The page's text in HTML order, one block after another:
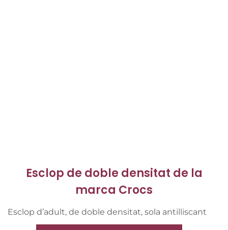
Esclop de doble densitat de la
marca Crocs
Esclop d’adult, de doble densitat, sola antilliscant